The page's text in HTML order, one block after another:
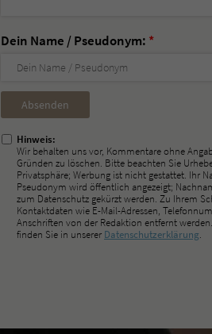
Dein Name / Pseudonym: *
Nicht
ausfüllen!
Hinweis:
Wir behalten uns vor, Kommentare ohne
Gründen zu löschen. Bitte beachten Sie
Privatsphäre; Werbung ist nicht gestattet. Ihr
Pseudonym wird öffentlich angezeigt;
zum Datenschutz gekürzt werden. Zu Ihrem
Kontaktdaten wie E-Mail-Adressen,
Anschriften von der Redaktion entfernt
finden Sie in unserer Datenschutzerklärung.